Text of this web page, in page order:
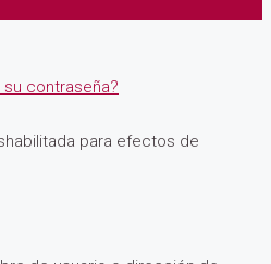
su contraseña?
para efectos de